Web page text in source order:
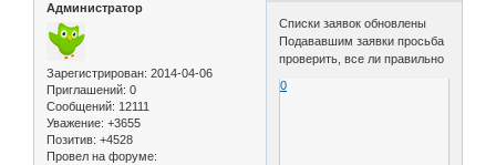
Администратор
Зарегистрирован: 2014-04-06
Приглашений: 0
Сообщений: 12111
Уважение: +3655
Позитив: +4528
Провел на форуме:
Списки заявок обновлены
Подававшим заявки просьба
проверить, все ли правильно
0